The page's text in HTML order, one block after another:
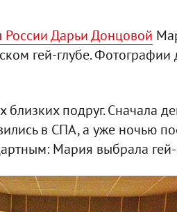
России Дарьи Донцовой
гей-глубе. Фотографии
подруг. Сначала
в СПА, а уже ночью
Мария выбрала